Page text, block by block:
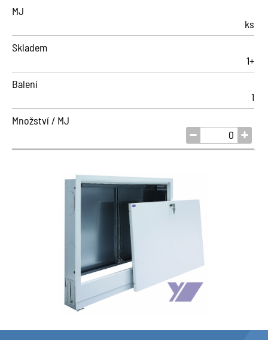
MJ
ks
Skladem
1+
Balení
1
Množství / MJ